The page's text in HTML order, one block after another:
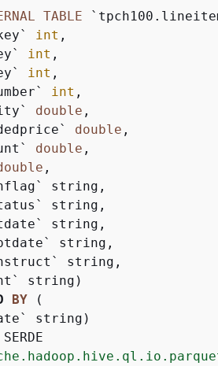
TABLE
int ,
int ,
int ,
int ,
double ,
double ,
double ,
,
string,
string,
string,
string,
string,
BY (